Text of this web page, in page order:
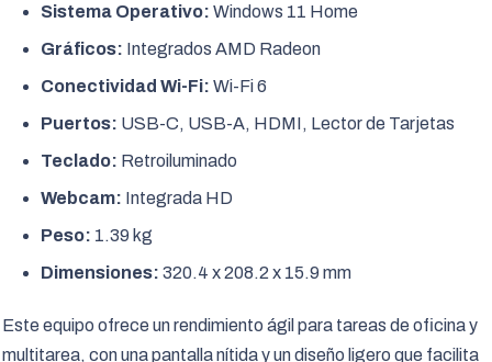
Sistema Operativo: Windows 11 Home
Gráficos: Integrados AMD Radeon
Conectividad Wi-Fi: Wi-Fi 6
Puertos: USB-C, USB-A, HDMI, Lector de Tarjetas
Teclado: Retroiluminado
Webcam: Integrada HD
Peso: 1.39 kg
Dimensiones: 320.4 x 208.2 x 15.9 mm
Este equipo ofrece un rendimiento ágil para tareas de oficina y
multitarea, con una pantalla nítida y un diseño ligero que facilita